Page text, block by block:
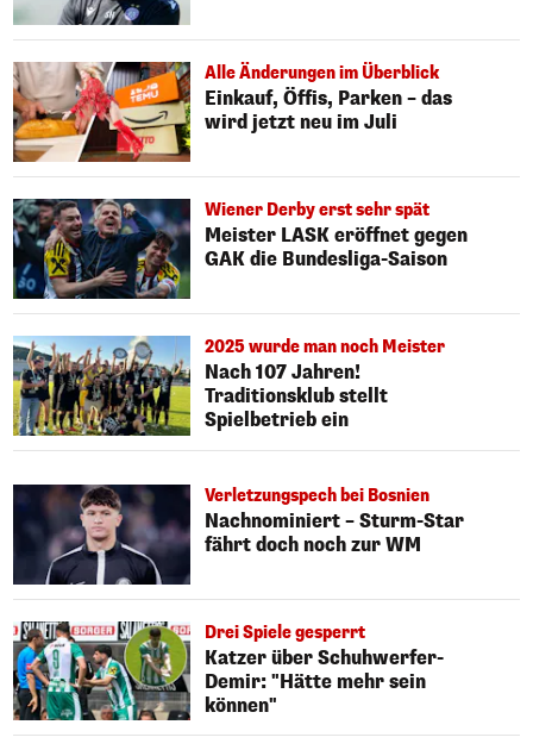
Alle Änderungen im Überblick
Einkauf, Öffis, Parken – das
wird jetzt neu im Juli
Wiener Derby erst sehr spät
Meister LASK eröffnet gegen
GAK die Bundesliga-Saison
2025 wurde man noch Meister
Nach 107 Jahren!
Traditionsklub stellt
Spielbetrieb ein
Verletzungspech bei Bosnien
Nachnominiert – Sturm-Star
fährt doch noch zur WM
Drei Spiele gesperrt
Katzer über Schuhwerfer-
Demir: "Hätte mehr sein
können"